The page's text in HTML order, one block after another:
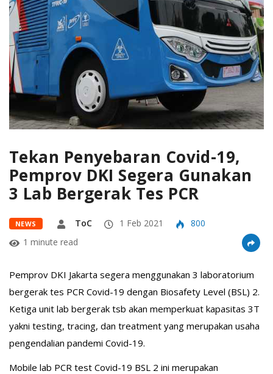
Tekan Penyebaran Covid-19,
Pemprov DKI Segera Gunakan
3 Lab Bergerak Tes PCR
NEWS ToC 1 Feb 2021
800
1 minute read
Pemprov DKI Jakarta segera menggunakan 3 laboratorium
bergerak tes PCR Covid-19 dengan Biosafety Level (BSL) 2.
Ketiga unit lab bergerak tsb akan memperkuat kapasitas 3T
yakni testing, tracing, dan treatment yang merupakan usaha
pengendalian pandemi Covid-19.
Mobile lab PCR test Covid-19 BSL 2 ini merupakan